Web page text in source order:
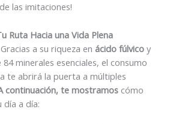
las imitaciones!
Ruta Hacia una Vida Plena
Gracias a su riqueza en ácido fúlvico y
minerales esenciales, el consumo
te abrirá la puerta a múltiples
continuación, te mostramos cómo
a día: